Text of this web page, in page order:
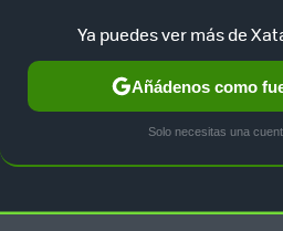
Ya puedes ver más de
Añádenos como
Solo necesitas una